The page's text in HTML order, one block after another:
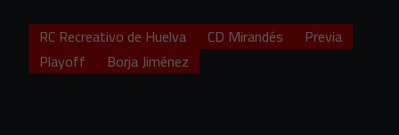
RC Recreativo de Huelva CD Mirandés
Previa
Playoff
Borja Jiménez